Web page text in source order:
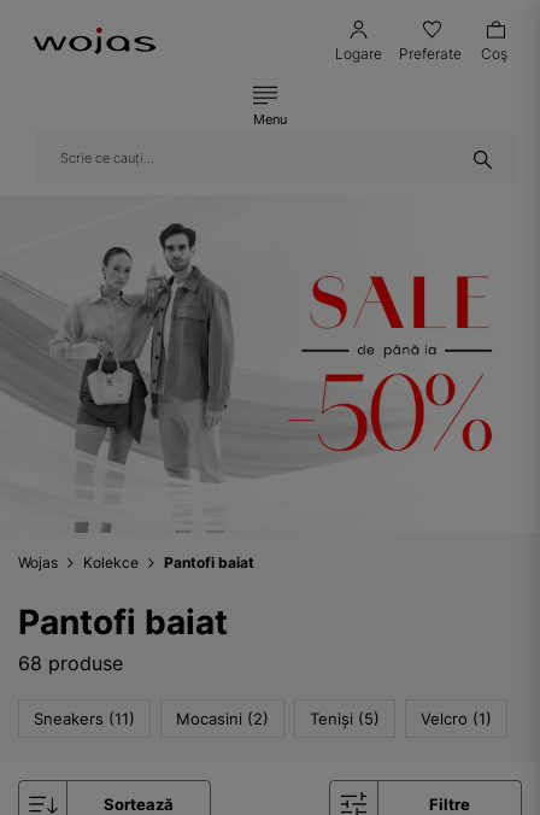
Logare Preferate Coş
Menu
Wojas Kolekce Pantofi baiat
Pantofi baiat
68 produse
Sneakers (11) Mocasini (2) Teniși (5) Velcro (1)
Sortează Filtre